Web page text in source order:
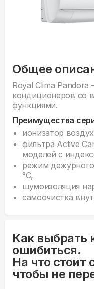
Общее
Royal Clima
кондиционеров со
функциями.
Преимущества
ионизатор
фильтра Active
моделей с
режим
°С,
шумоизоляция
cамоочистка
Как выбрать
ошибиться.
На что стоит
чтобы не